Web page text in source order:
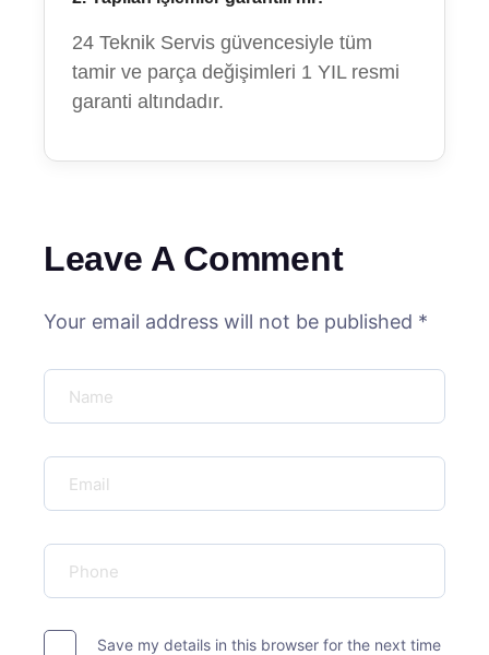
24 Teknik Servis güvencesiyle tüm
tamir ve parça değişimleri 1 YIL resmi
garanti altındadır.
Leave A Comment
Your email address will not be published *
Save my details in this browser for the next time